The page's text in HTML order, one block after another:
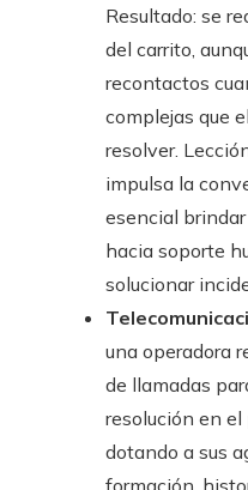
Resultado: se
del carrito,
recontactos
complejas que
resolver.
impulsa la
esencial
hacia soporte
solucionar
una operadora
de llamadas
resolución en
dotando a sus